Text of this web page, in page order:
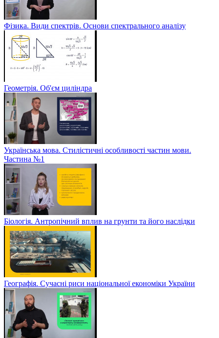
Фізика. Види спектрів. Основи спектрального аналізу
Геометрія. Об'єм циліндра
Українська мова. Стилістичні особливості частин мови.
Частина №1
Біологія. Антропічний вплив на грунти та його наслідки
Географія. Сучасні риси національної економіки України